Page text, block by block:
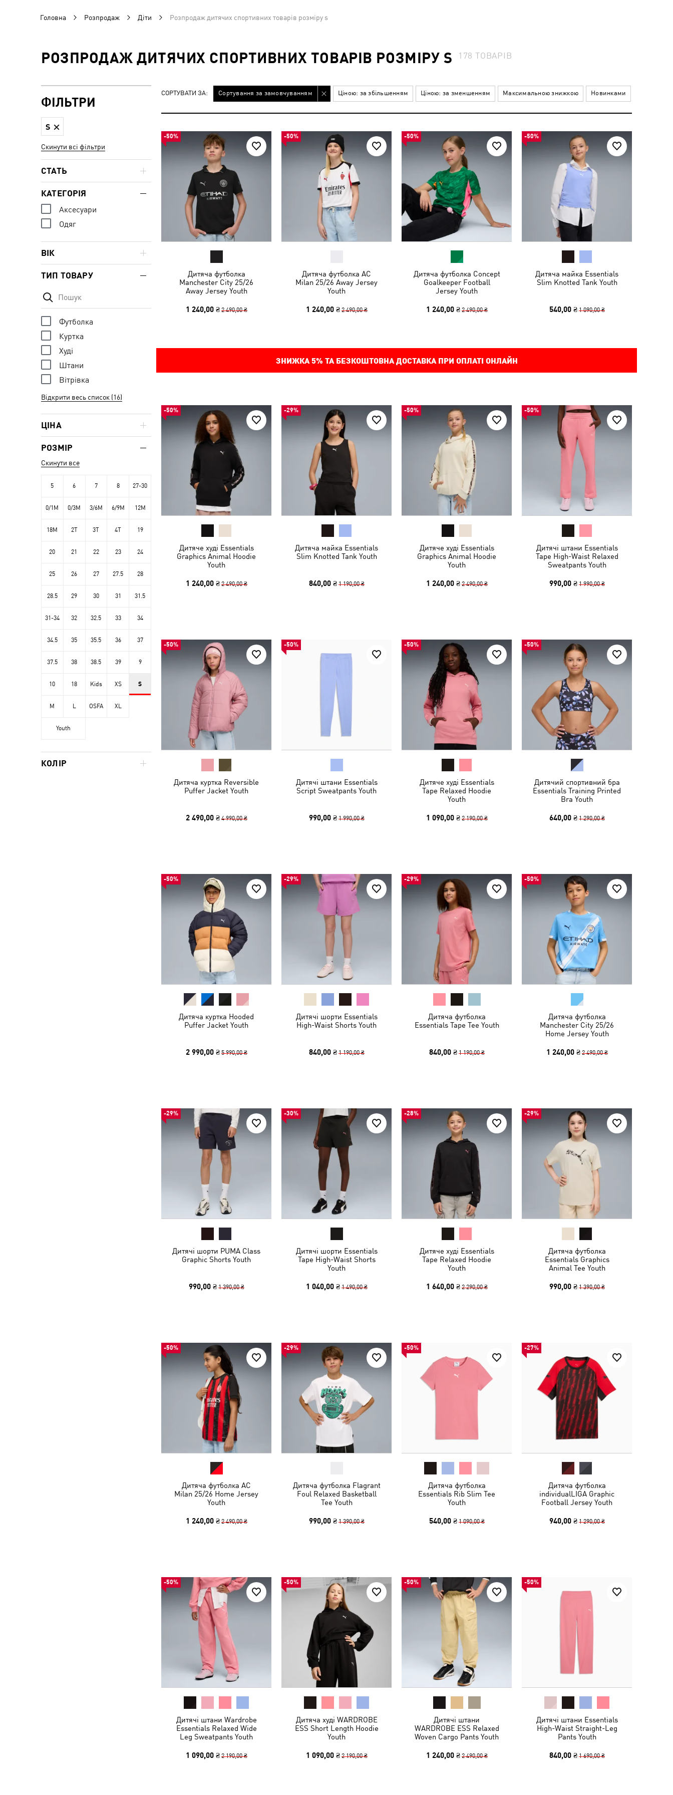
Головна Розпродаж Діти Розпродаж дитячих спортивних товарів розміру s
РОЗПРОДАЖ ДИТЯЧИХ СПОРТИВНИХ ТОВАРІВ РОЗМІРУ S 178 ТОВАРІВ
СОРТУВАТИ ЗА: Сортування за замовчуванням Ціною: за збільшенням Ціною: за зменшенням Максимальною знижкою Новинками
-50%
Дитяча футболка
Manchester City 25/26
Away Jersey Youth
1 240,00 ₴ 2 490,00 ₴
-50%
Дитяча футболка AC
Milan 25/26 Away Jersey
Youth
1 240,00 ₴ 2 490,00 ₴
-50%
Дитяча футболка Concept
Goalkeeper Football
Jersey Youth
1 240,00 ₴ 2 490,00 ₴
-50%
Дитяча майка Essentials
Slim Knotted Tank Youth
540,00 ₴ 1 090,00 ₴
ЗНИЖКА 5% ТА БЕЗКОШТОВНА ДОСТАВКА ПРИ ОПЛАТІ ОНЛАЙН
-50%
Дитяче худі Essentials
Graphics Animal Hoodie
Youth
1 240,00 ₴ 2 490,00 ₴
-29%
Дитяча майка Essentials
Slim Knotted Tank Youth
840,00 ₴ 1 190,00 ₴
-50%
Дитяче худі Essentials
Graphics Animal Hoodie
Youth
1 240,00 ₴ 2 490,00 ₴
-50%
Дитячі штани Essentials
Tape High-Waist Relaxed
Sweatpants Youth
990,00 ₴ 1 990,00 ₴
-50%
Дитяча куртка Reversible
Puffer Jacket Youth
2 490,00 ₴ 4 990,00 ₴
-50%
Дитячі штани Essentials
Script Sweatpants Youth
990,00 ₴ 1 990,00 ₴
-50%
Дитяче худі Essentials
Tape Relaxed Hoodie
Youth
1 090,00 ₴ 2 190,00 ₴
-50%
Дитячий спортивний бра
Essentials Training Printed
Bra Youth
640,00 ₴ 1 290,00 ₴
-50%
Дитяча куртка Hooded
Puffer Jacket Youth
2 990,00 ₴ 5 990,00 ₴
-29%
Дитячі шорти Essentials
High-Waist Shorts Youth
840,00 ₴ 1 190,00 ₴
-29%
Дитяча футболка
Essentials Tape Tee Youth
840,00 ₴ 1 190,00 ₴
-50%
Дитяча футболка
Manchester City 25/26
Home Jersey Youth
1 240,00 ₴ 2 490,00 ₴
-29%
Дитячі шорти PUMA Class
Graphic Shorts Youth
990,00 ₴ 1 390,00 ₴
-30%
Дитячі шорти Essentials
Tape High-Waist Shorts
Youth
1 040,00 ₴ 1 490,00 ₴
-28%
Дитяче худі Essentials
Tape Relaxed Hoodie
Youth
1 640,00 ₴ 2 290,00 ₴
-29%
Дитяча футболка
Essentials Graphics
Animal Tee Youth
990,00 ₴ 1 390,00 ₴
-50%
Дитяча футболка AC
Milan 25/26 Home Jersey
Youth
1 240,00 ₴ 2 490,00 ₴
-29%
Дитяча футболка Flagrant
Foul Relaxed Basketball
Tee Youth
990,00 ₴ 1 390,00 ₴
-50%
Дитяча футболка
Essentials Rib Slim Tee
Youth
540,00 ₴ 1 090,00 ₴
-27%
Дитяча футболка
individualLIGA Graphic
Football Jersey Youth
940,00 ₴ 1 290,00 ₴
-50%
Дитячі штани Wardrobe
Essentials Relaxed Wide
Leg Sweatpants Youth
1 090,00 ₴ 2 190,00 ₴
-50%
Дитяча худі WARDROBE
ESS Short Length Hoodie
Youth
1 090,00 ₴ 2 190,00 ₴
-50%
Дитячі штани
WARDROBE ESS Relaxed
Woven Cargo Pants Youth
1 240,00 ₴ 2 490,00 ₴
-50%
Дитячі штани Essentials
High-Waist Straight-Leg
Pants Youth
840,00 ₴ 1 690,00 ₴
ФІЛЬТРИ
S
Скинути всі фільтри
СТАТЬ
КАТЕГОРІЯ
Аксесуари
Одяг
ВІК
ТИП ТОВАРУ
Футболка
Куртка
Худі
Штани
Вітрівка
Відкрити весь список (16)
ЦІНА
РОЗМІР
Скинути все
5 6 7 8 27-30
0/1M 0/3M 3/6M 6/9M 12M
18M 2T 3T 4T 19
20 21 22 23 24
25 26 27 27.5 28
28.5 29 30 31 31.5
31-34 32 32.5 33 34
34.5 35 35.5 36 37
37.5 38 38.5 39 9
10 18 Kids XS S
M L OSFA XL
Youth
КОЛІР